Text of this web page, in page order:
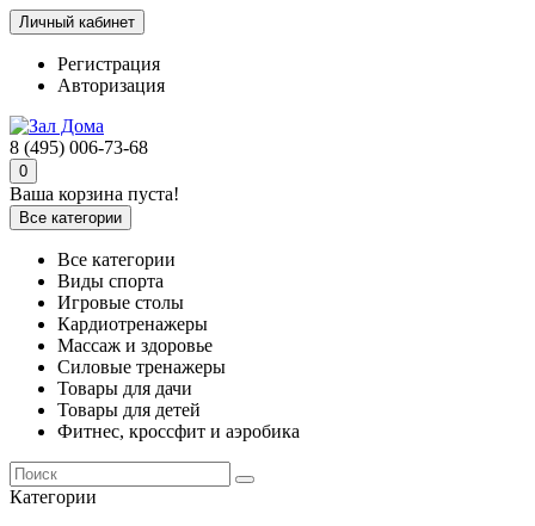
Личный кабинет
Регистрация
Авторизация
8 (495) 006-73-68
0
Ваша корзина пуста!
Все категории
Все категории
Виды спорта
Игровые столы
Кардиотренажеры
Массаж и здоровье
Силовые тренажеры
Товары для дачи
Товары для детей
Фитнес, кроссфит и аэробика
Категории